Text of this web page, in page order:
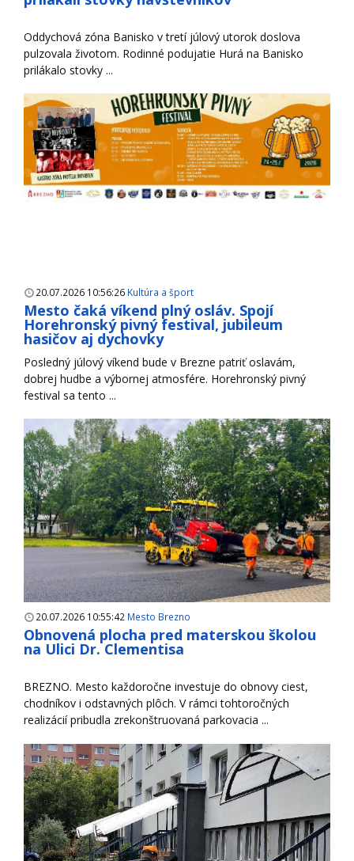
Oddychová zóna Banisko v tretí júlový utorok doslova
pulzovala životom. Rodinné podujatie Hurá na Banisko
prilákalo stovky ...
20.07.2026 10:56:26 Kultúra a šport
Mesto čaká víkend plný osláv. Spojí
Horehronský pivný festival, jubileum
hasičov aj dychovky
Posledný júlový víkend bude v Brezne patriť oslavám,
dobrej hudbe a výbornej atmosfére. Horehronský pivný
festival sa tento ...
20.07.2026 10:55:42 Mesto Brezno
Obnovená plocha pred materskou školou
na Ulici Dr. Clementisa
BREZNO. Mesto každoročne investuje do obnovy ciest,
chodníkov i odstavných plôch. V rámci tohtoročných
realizácií pribudla zrekonštruovaná parkovacia ...